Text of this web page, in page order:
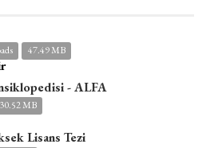
47.49 MB
- ALFA
30.52 MB
Lisans Tezi